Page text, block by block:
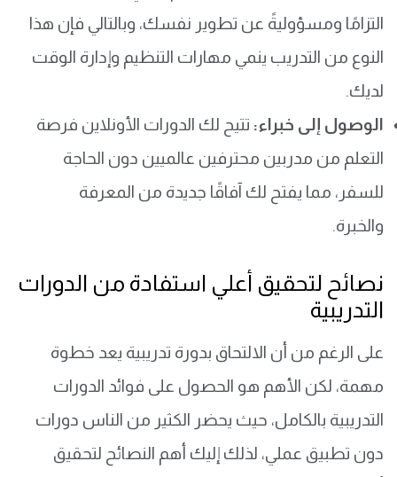
التزامًا ومسؤوليةً عن تطوير نفسك، وبالتالي فإن هذا
النوع من التدريب ينمي مهارات التنظيم وإدارة الوقت
لديك.
الوصول إلى خبراء: تتيح لك الدورات الأونلاين فرصة
التعلم من مدربين محترفين عالميين دون الحاجة
للسفر، مما يفتح لك آفاقًا جديدة من المعرفة
والخبرة.
نصائح لتحقيق أعلي استفادة من الدورات
التدريبية
على الرغم من أن الالتحاق بدورة تدريبية يعد خطوة
مهمة، لكن الأهم هو الحصول على فوائد الدورات
التدريبية بالكامل، حيث يحضر الكثير من الناس دورات
دون تطبيق عملي، لذلك إليك أهم النصائح لتحقيق